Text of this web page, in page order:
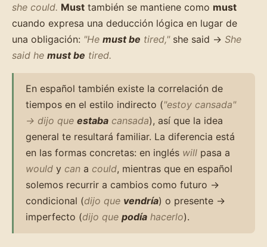
she could. Must también se mantiene como must
cuando expresa una deducción lógica en lugar de
una obligación: "He must be tired,"she said → She
said he must be tired.
En español también existe la correlación de
tiempos en el estilo indirecto ("estoy cansada"
→ dijo que estaba cansada), así que la idea
general te resultará familiar. La diferencia está
en las formas concretas: en inglés will pasa a
would y can a could, mientras que en español
solemos recurrir a cambios como futuro →
condicional (dijo que vendría) o presente →
imperfecto (dijo que podía hacerlo).